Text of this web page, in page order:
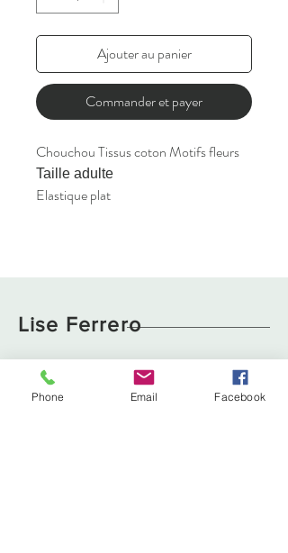
Ajouter au panier
Commander et payer
Chouchou Tissus coton Motifs fleurs
Taille adulte
Elastique plat
Lise Ferrero
À propos
Livraison et retours
Politique de cookies
Phone Email Facebook